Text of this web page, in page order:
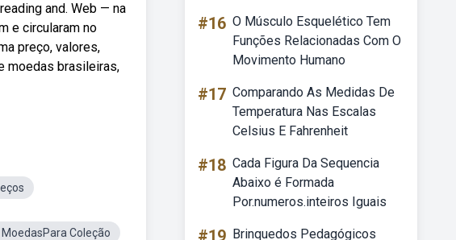
and. Web — na
e circularam no
preço, valores,
moedas brasileiras,
Coleção
#16 O Músculo Esquelético Tem
Funções Relacionadas Com O
Movimento Humano
#17 Comparando As Medidas De
Temperatura Nas Escalas
Celsius E Fahrenheit
#18 Cada Figura Da Sequencia
Abaixo é Formada
Por.numeros.inteiros Iguais
#19 Brinquedos Pedagógicos